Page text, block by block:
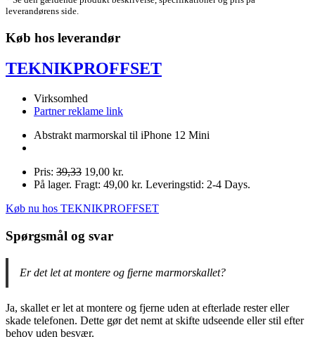
leverandørens side.
Køb hos leverandør
TEKNIKPROFFSET
Virksomhed
Partner reklame link
Abstrakt marmorskal til iPhone 12 Mini
Pris: 39,33 19,00 kr.
På lager. Fragt: 49,00 kr. Leveringstid: 2-4 Days.
Køb nu hos TEKNIKPROFFSET
Spørgsmål og svar
Er det let at montere og fjerne marmorskallet?
Ja, skallet er let at montere og fjerne uden at efterlade rester eller
skade telefonen. Dette gør det nemt at skifte udseende eller stil efter
behov uden besvær.